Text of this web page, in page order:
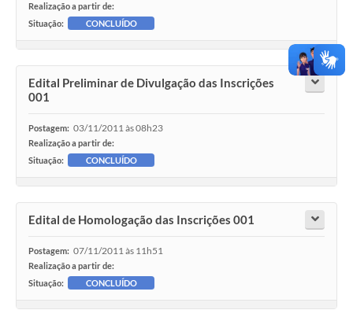
Realização a partir de:
Situação:
CONCLUÍDO
Edital Preliminar de Divulgação das Inscrições
001
Postagem: 03/11/2011 às 08h23
Realização a partir de:
Situação:
CONCLUÍDO
Edital de Homologação das Inscrições 001
Postagem: 07/11/2011 às 11h51
Realização a partir de:
Situação:
CONCLUÍDO